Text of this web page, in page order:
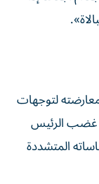
معارضته لتوجهات
غضب الرئيس
المتشددة